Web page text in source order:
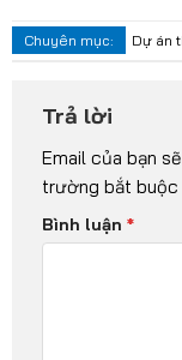
Chuyên mục: Dự án
Trả lời
Email của bạn
trường bắt buộc
Bình luận *